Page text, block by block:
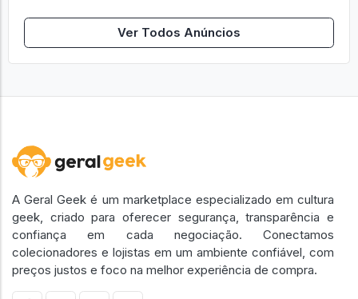
Ver Todos Anúncios
A Geral Geek é um marketplace especializado em cultura
geek, criado para oferecer segurança, transparência e
confiança em cada negociação. Conectamos
colecionadores e lojistas em um ambiente confiável, com
preços justos e foco na melhor experiência de compra.